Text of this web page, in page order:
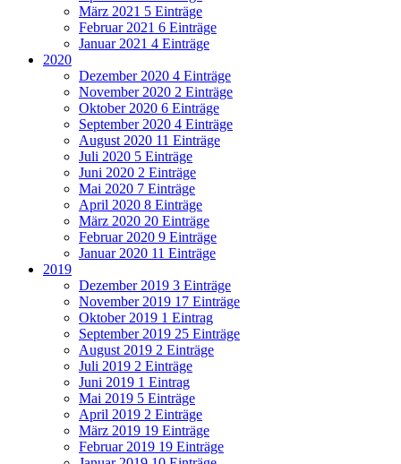
März 2021 5 Einträge
Februar 2021 6 Einträge
Januar 2021 4 Einträge
2020
Dezember 2020 4 Einträge
November 2020 2 Einträge
Oktober 2020 6 Einträge
September 2020 4 Einträge
August 2020 11 Einträge
Juli 2020 5 Einträge
Juni 2020 2 Einträge
Mai 2020 7 Einträge
April 2020 8 Einträge
März 2020 20 Einträge
Februar 2020 9 Einträge
Januar 2020 11 Einträge
2019
Dezember 2019 3 Einträge
November 2019 17 Einträge
Oktober 2019 1 Eintrag
September 2019 25 Einträge
August 2019 2 Einträge
Juli 2019 2 Einträge
Juni 2019 1 Eintrag
Mai 2019 5 Einträge
April 2019 2 Einträge
März 2019 19 Einträge
Februar 2019 19 Einträge